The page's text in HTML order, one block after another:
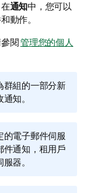
通知中，您可以
動作。
閱管理您的個人
群組的一部分新
知。
的電子郵件伺服
件通知，租用戶
器。